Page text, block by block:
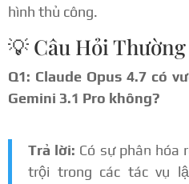
hình thủ công.
💡 Câu Hỏi Thường
Q1: Claude Opus 4.7 có
Gemini 3.1 Pro không?
Trả lời: Có sự phân hóa
trội trong các tác vụ